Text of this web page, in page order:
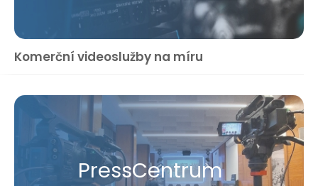
Komerční videoslužby na míru
Press​Centrum